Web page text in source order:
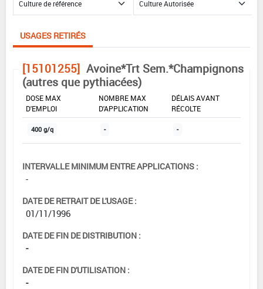
USAGES RETIRÉS
[15101255] Avoine*Trt Sem.*Champignons
(autres que pythiacées)
DOSE MAX
D'EMPLOI
NOMBRE MAX
D'APPLICATION
DÉLAIS AVANT
RÉCOLTE
400 g/q - -
INTERVALLE MINIMUM ENTRE APPLICATIONS :
-
DATE DE RETRAIT DE L'USAGE :
01/11/1996
DATE DE FIN DE DISTRIBUTION :
-
DATE DE FIN D'UTILISATION :
-